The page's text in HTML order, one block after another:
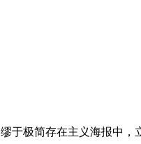
于极简存在主义海报中